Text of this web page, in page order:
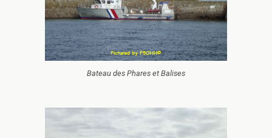
Bateau des Phares et Balises